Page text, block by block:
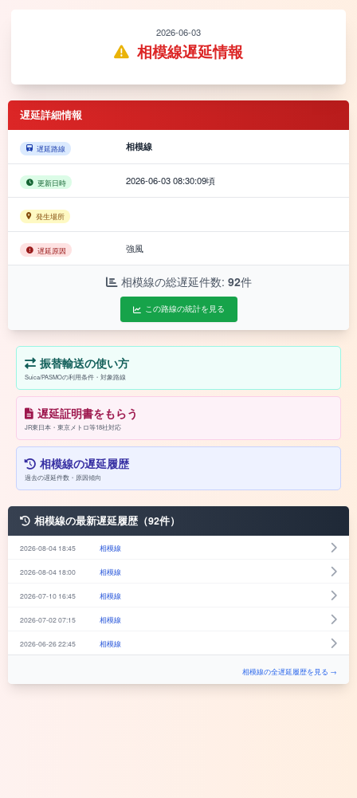
2026-06-03
相模線遅延情報
遅延詳細情報
遅延路線 相模線
更新日時 2026-06-03 08:30:09頃
発生場所
遅延原因 強風
相模線の総遅延件数: 92件
この路線の統計を見る
振替輸送の使い方
Suica/PASMOの利用条件・対象路線
遅延証明書をもらう
JR東日本・東京メトロ等18社対応
相模線の遅延履歴
過去の遅延件数・原因傾向
相模線の最新遅延履歴（92件）
2026-08-04 18:45 相模線
2026-08-04 18:00 相模線
2026-07-10 16:45 相模線
2026-07-02 07:15 相模線
2026-06-26 22:45 相模線
相模線の全遅延履歴を見る →